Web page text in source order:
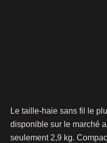
Le taille-haie sans fil le
disponible sur le marché
seulement 2,9 kg.